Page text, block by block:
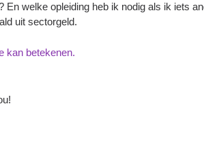
welke opleiding heb ik nodig als ik iets
uit sectorgeld.
kan betekenen.